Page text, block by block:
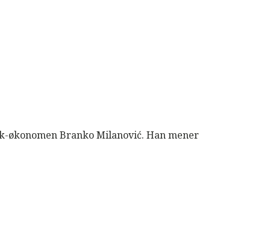
økonomen Branko Milanović. Han mener